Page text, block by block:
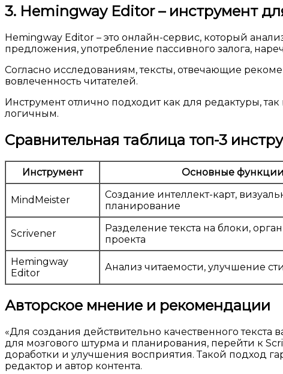
3. Hemingway Editor – инструмент
Hemingway Editor – это онлайн-сервис, который
предложения, употребление пассивного залога,
Согласно исследованиям, тексты, отвечающие
вовлеченность читателей.
Инструмент отлично подходит как для редактуры,
логичным.
Сравнительная таблица топ-3
Инструмент Основные функции
MindMeister
Создание интеллект-карт,
планирование
Scrivener
Разделение текста на блоки,
проекта
Hemingway
Editor
Анализ читаемости, улучшение
Авторское мнение и рекомендации
«Для создания действительно качественного
для мозгового штурма и планирования, перейти к
доработки и улучшения восприятия. Такой подход
редактор и автор контента.